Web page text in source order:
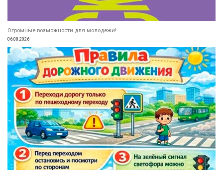
Огромные возможности для молодежи!
06.08.2026